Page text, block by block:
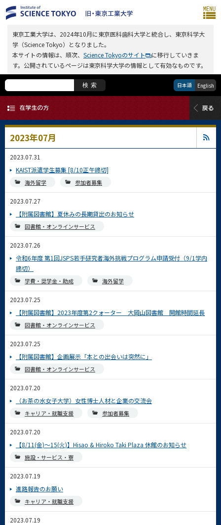
東京工業大学は、2024年10月に東京医科歯科大学と統合し、東京科学大
学（Science Tokyo）となりました。
本サイトの情報は、順次、 Science Tokyoのサイト
に移行していきま
す。公開されているページは東京科学大学の情報として有効なものです。
検索 日本語 English
2023年07月
2023.07.31
海外留学 参加者募集
KAIST派遣学生募集 [8/10正午締切]
2023.07.27
図書館・オンラインサービス
【附属図書館】夏休みの長期貸出のお知らせ
2023.07.26
学費・奨学金・助成 海外留学
令和6年度 第1回JSPS若手研究者海外挑戦プログラム申請受付（9/1学内
締切）
2023.07.25
図書館・オンラインサービス
【附属図書館】2023年度第2クォーター 大岡山図書館 開館時間延長
2023.07.25
図書館・オンラインサービス
【附属図書館】企画展示「本との出会いは突然に」
2023.07.20
キャリア・就職支援 参加者募集
（お茶の水女子大学）女性博士人材と企業の交流会
2023.07.20
施設・サービス・寮
【8/11(金)〜15(火)】Hisao & Hiroko Taki Plaza 休館のお知らせ
2023.07.19
キャリア・就職支援
進路報告のお願い
2023.07.19